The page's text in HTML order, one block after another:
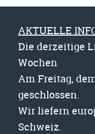
AKTUELLE
Die derzeitige
Wochen
Am Freitag,
geschlossen.
Wir liefern
Schweiz.